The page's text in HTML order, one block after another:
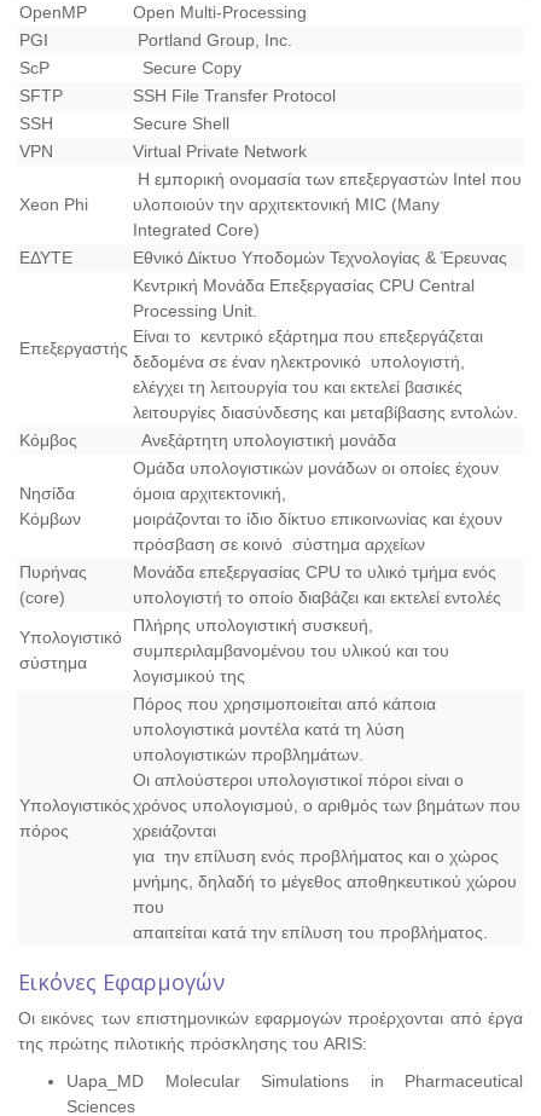
OpenMP
Open Multi‐Processing
PGI
Portland Group, Inc.
ScP
Secure Copy
SFTP
SSH File Transfer Protocol
SSH
Secure Shell
VPN
Virtual Private Network
Xeon Phi
Η εμπορική ονομασία των επεξεργαστών Intel που
υλοποιούν την αρχιτεκτονική MIC (Many
Integrated Core)
ΕΔΥΤΕ
Εθνικό Δίκτυο Υποδομών Τεχνολογίας & Έρευνας
Επεξεργαστής
Κεντρική Μονάδα Επεξεργασίας CPU Central
Processing Unit.
Είναι το κεντρικό εξάρτημα που επεξεργάζεται
δεδομένα σε έναν ηλεκτρονικό υπολογιστή,
ελέγχει τη λειτουργία του και εκτελεί βασικές
λειτουργίες διασύνδεσης και μεταβίβασης εντολών.
Κόμβος
Ανεξάρτητη υπολογιστική μονάδα
Νησίδα
Κόμβων
Oμάδα υπολογιστικών μονάδων οι οποίες έχουν
όμοια αρχιτεκτονική,
μοιράζονται το ίδιο δίκτυο επικοινωνίας και έχουν
πρόσβαση σε κοινό σύστημα αρχείων
Πυρήνας
(core)
Mονάδα επεξεργασίας CPU το υλικό τμήμα ενός
υπολογιστή το οποίο διαβάζει και εκτελεί εντολές
Υπολογιστικό
σύστημα
Πλήρης υπολογιστική συσκευή,
συμπεριλαμβανομένου του υλικού και του
λογισμικού της
Υπολογιστικός
πόρος
Πόρος που χρησιμοποιείται από κάποια
υπολογιστικά μοντέλα κατά τη λύση
υπολογιστικών προβλημάτων.
Οι απλούστεροι υπολογιστικοί πόροι είναι ο
χρόνος υπολογισμού, ο αριθμός των βημάτων που
χρειάζονται
για την επίλυση ενός προβλήματος και ο χώρος
μνήμης, δηλαδή το μέγεθος αποθηκευτικού χώρου
που
απαιτείται κατά την επίλυση του προβλήματος.
Εικόνες Εφαρμογών
Οι εικόνες των επιστημονικών εφαρμογών προέρχονται από έργα
της πρώτης πιλοτικής πρόσκλησης του ARIS:
Uapa_MD Molecular Simulations in Pharmaceutical
Sciences